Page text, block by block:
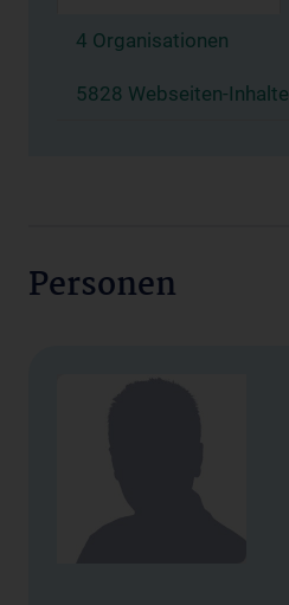
4 Organisationen
5828 Webseiten-Inhalte
Personen